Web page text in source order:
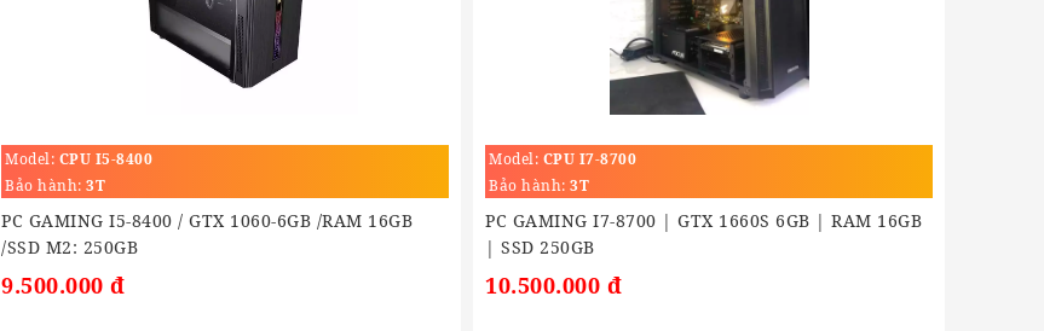
Model: CPU I5-8400
Bảo hành: 3T
PC GAMING I5-8400 / GTX 1060-6GB /RAM 16GB
/SSD M2: 250GB
9.500.000 đ
Model: CPU I7-8700
Bảo hành: 3T
PC GAMING I7-8700 | GTX 1660S 6GB | RAM 16GB
| SSD 250GB
10.500.000 đ